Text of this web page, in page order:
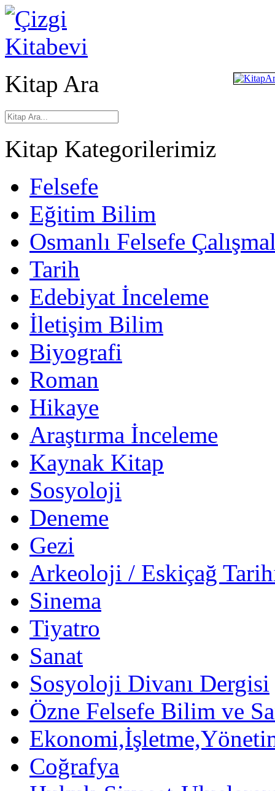
Kitap Ara
Kitap Kategorilerimiz
Felsefe
Eğitim Bilim
Osmanlı Felsefe
Tarih
Edebiyat İnceleme
İletişim Bilim
Biyografi
Roman
Hikaye
Araştırma İnceleme
Kaynak Kitap
Sosyoloji
Deneme
Gezi
Arkeoloji / Eskiçağ
Sinema
Tiyatro
Sanat
Sosyoloji Divanı Dergisi
Özne Felsefe Bilim ve
Coğrafya